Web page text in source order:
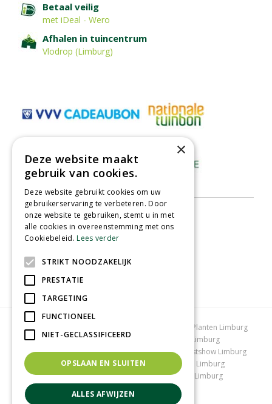
Betaal veilig
met iDeal - Wero
Afhalen in tuincentrum
Vlodrop (Limburg)
Tuincentrum Limburg
Planten Limburg
Bomen en struiken Limburg
Tuinplanten Limburg
Tuincentrum Vlodrop Gartencenter Vlodrop
Kerstshow Limburg
Kerstverlichting Lemax huisjes
Vijvervissen Limburg
Graszoden kopen Limburg Tuinmeubelen Limburg
Tuincentrum Roermond
×
Deze website maakt
gebruik van cookies.
Deze website gebruikt cookies om uw
gebruikerservaring te verbeteren. Door
onze website te gebruiken, stemt u in met
alle cookies in overeenstemming met ons
Cookiebeleid.Lees verder
STRIKT NOODZAKELIJK
PRESTATIE
TARGETING
FUNCTIONEEL
NIET-GECLASSIFICEERD
OPSLAAN EN SLUITEN
ALLES AFWIJZEN